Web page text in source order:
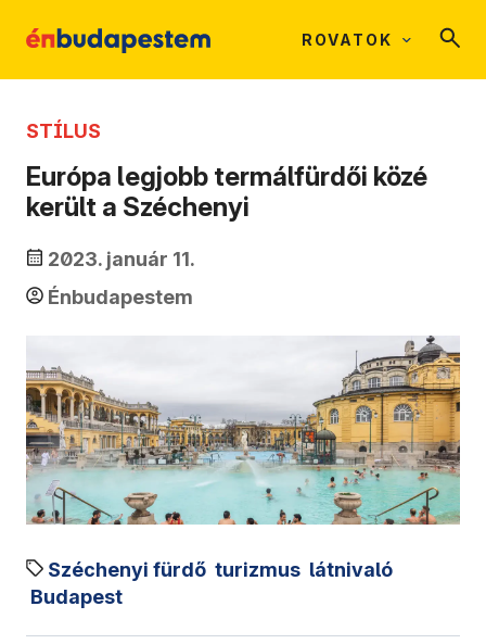
ROVATOK
STÍLUS
Európa legjobb termálfürdői közé
került a Széchenyi
2023. január 11.
Énbudapestem
Széchenyi fürdő turizmus látnivaló
Budapest